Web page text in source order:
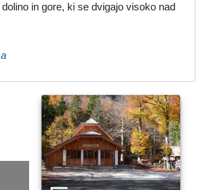
in gore, ki se dvigajo visoko nad